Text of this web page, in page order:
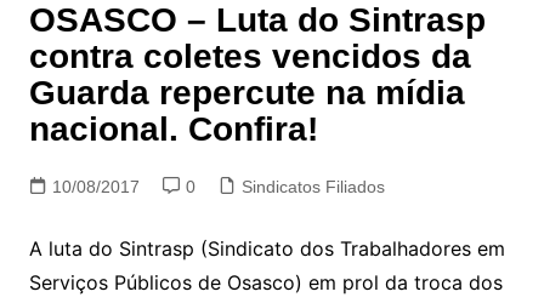
OSASCO – Luta do Sintrasp
contra coletes vencidos da
Guarda repercute na mídia
nacional. Confira!
10/08/2017 0 Sindicatos Filiados
A luta do Sintrasp (Sindicato dos Trabalhadores em
Serviços Públicos de Osasco) em prol da troca dos